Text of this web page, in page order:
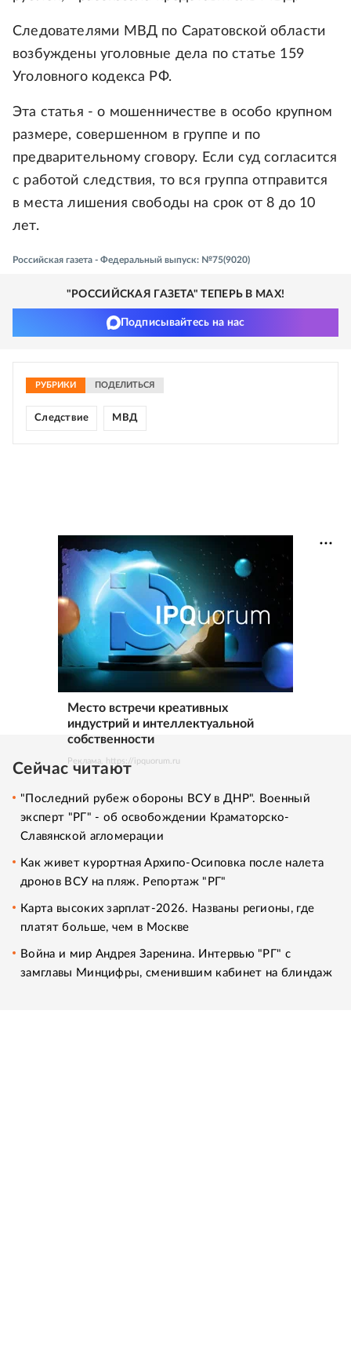
Следователями МВД по Саратовской области
возбуждены уголовные дела по статье 159
Уголовного кодекса РФ.
Эта статья - о мошенничестве в особо крупном
размере, совершенном в группе и по
предварительному сговору. Если суд согласится
с работой следствия, то вся группа отправится
в места лишения свободы на срок от 8 до 10
лет.
Российская газета - Федеральный выпуск: №75(9020)
"РОССИЙСКАЯ ГАЗЕТА" ТЕПЕРЬ В MAX!
Подписывайтесь на нас
РУБРИКИ ПОДЕЛИТЬСЯ
Следствие МВД
Место встречи креативных
индустрий и интеллектуальной
собственности
Реклама. https://ipquorum.ru
Сейчас читают
"Последний рубеж обороны ВСУ в ДНР". Военный
эксперт "РГ" - об освобождении Краматорско-
Славянской агломерации
Как живет курортная Архипо-Осиповка после налета
дронов ВСУ на пляж. Репортаж "РГ"
Карта высоких зарплат-2026. Названы регионы, где
платят больше, чем в Москве
Война и мир Андрея Заренина. Интервью "РГ" с
замглавы Минцифры, сменившим кабинет на блиндаж